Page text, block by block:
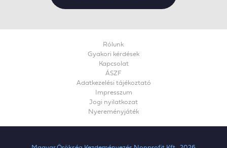
Rólunk
Gyakori kérdések
Kapcsolat
ÁSZF
Adatkezelési tájékoztató
Impresszum
Jogi nyilatkozat
Nyereményjáték